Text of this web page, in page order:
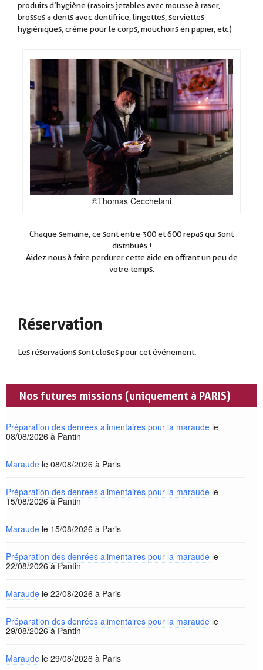
produits d’hygiène (rasoirs jetables avec mousse à raser,
brosses a dents avec dentifrice, lingettes, serviettes
hygiéniques, crème pour le corps, mouchoirs en papier, etc)
©Thomas Cecchelani
Chaque semaine, ce sont entre 300 et 600 repas qui sont
distribués !
Aidez nous à faire perdurer cette aide en offrant un peu de
votre temps.
Réservation
Les réservations sont closes pour cet événement.
Nos futures missions (uniquement à PARIS)
Préparation des denrées alimentaires pour la maraude le
08/08/2026 à Pantin
Maraude le 08/08/2026 à Paris
Préparation des denrées alimentaires pour la maraude le
15/08/2026 à Pantin
Maraude le 15/08/2026 à Paris
Préparation des denrées alimentaires pour la maraude le
22/08/2026 à Pantin
Maraude le 22/08/2026 à Paris
Préparation des denrées alimentaires pour la maraude le
29/08/2026 à Pantin
Maraude le 29/08/2026 à Paris